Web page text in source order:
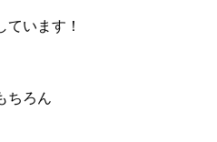
います！
ちろん